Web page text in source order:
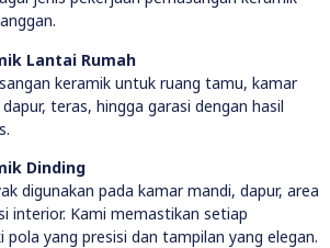
Lantai Rumah
keramik untuk ruang tamu, kamar
teras, hingga garasi dengan hasil
Dinding
digunakan pada kamar mandi, dapur, area
interior. Kami memastikan setiap
pola yang presisi dan tampilan yang elegan.